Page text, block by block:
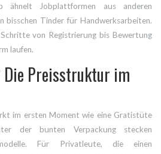
ähnelt Jobplattformen aus anderen
bisschen Tinder für Handwerksarbeiten.
von Registrierung bis Bewertung
laufen.
Die Preisstruktur im
im ersten Moment wie eine Gratistüte
der bunten Verpackung stecken
Für Privatleute, die einen